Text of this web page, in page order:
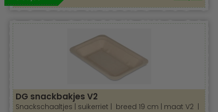
DG snackbakjes V2
Snackschaaltjes | suikerriet | breed 19 cm | maat V2 |